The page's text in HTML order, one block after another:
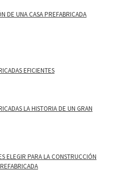
DE UNA CASA PREFABRICADA
EFICIENTES
LA HISTORIA DE UN GRAN
ELEGIR PARA LA CONSTRUCCIÓN